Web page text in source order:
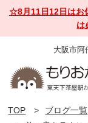
☆8月11日12日はお
は
大阪市阿
TOP
ブログ一覧